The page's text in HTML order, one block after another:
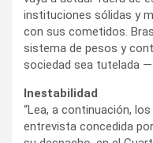
instituciones sólidas y
con sus cometidos.
sistema de pesos y
sociedad sea tutelada
Inestabilidad
“Lea, a continuación,
entrevista concedida